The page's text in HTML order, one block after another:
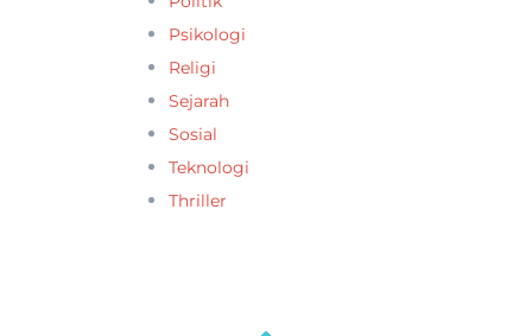
Psikologi
Religi
Sejarah
Sosial
Teknologi
Thriller